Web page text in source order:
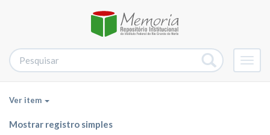
Ver item
Mostrar registro simples